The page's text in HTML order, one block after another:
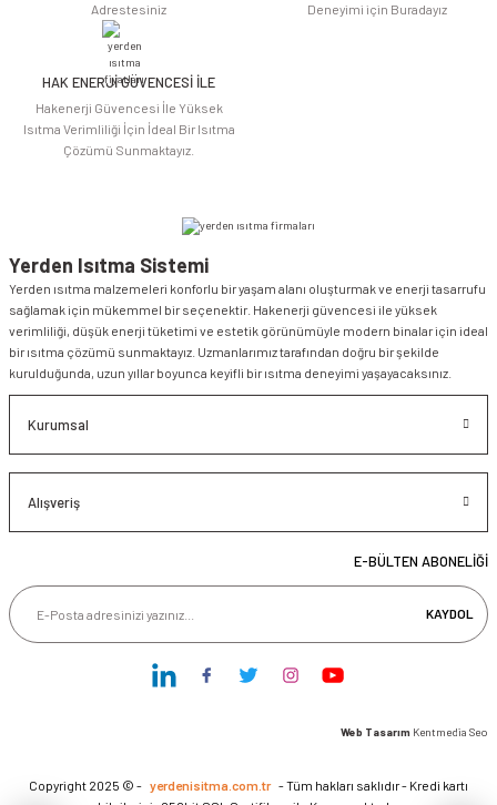
Adrestesiniz
Deneyimi için Buradayız
HAK ENERJİ GÜVENCESİ İLE
Hakenerji Güvencesi İle Yüksek
Isıtma Verimliliği İçin İdeal Bir Isıtma
Çözümü Sunmaktayız.
Yerden Isıtma Sistemi
Yerden ısıtma malzemeleri konforlu bir yaşam alanı oluşturmak ve enerji tasarrufu
sağlamak için mükemmel bir seçenektir. Hakenerji güvencesi ile yüksek
verimliliği, düşük enerji tüketimi ve estetik görünümüyle modern binalar için ideal
bir ısıtma çözümü sunmaktayız. Uzmanlarımız tarafından doğru bir şekilde
kurulduğunda, uzun yıllar boyunca keyifli bir ısıtma deneyimi yaşayacaksınız.
Kurumsal
Alışveriş
E-BÜLTEN ABONELİĞİ
KAYDOL
Web Tasarım Kentmedia Seo
Copyright 2025 © - yerdenisitma.com.tr - Tüm hakları saklıdır - Kredi kartı